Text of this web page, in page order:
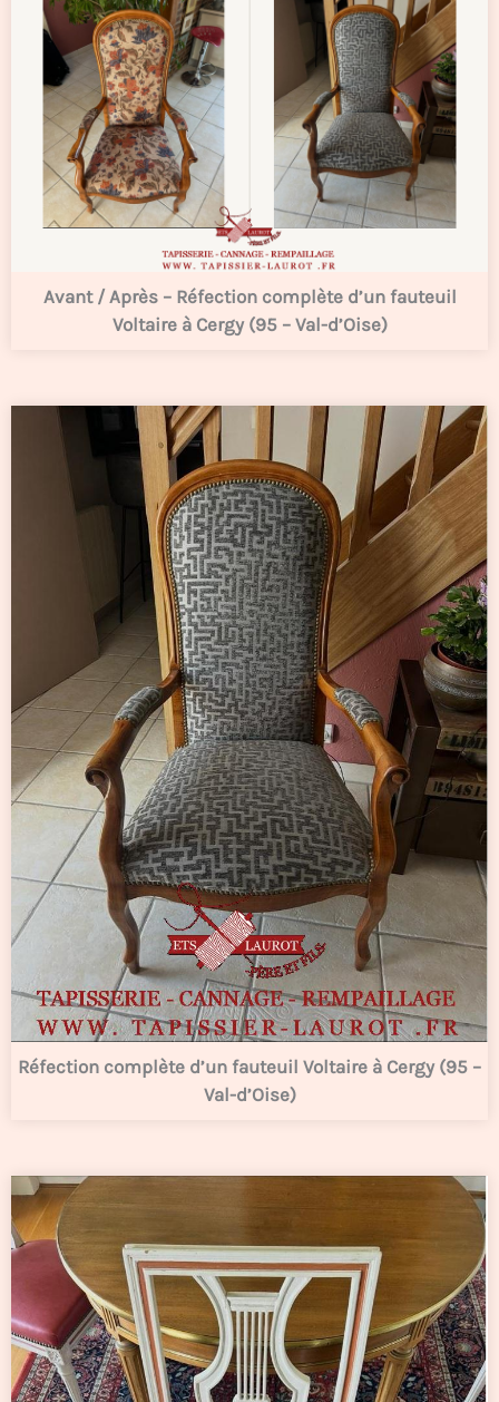
Avant / Après – Réfection complète d’un fauteuil
Voltaire à Cergy (95 – Val-d’Oise)
Réfection complète d’un fauteuil Voltaire à Cergy (95 –
Val-d’Oise)